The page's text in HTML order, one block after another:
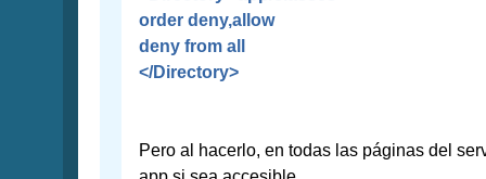
order deny,allow
deny from all
</Directory>
Pero al hacerlo, en todas las páginas del